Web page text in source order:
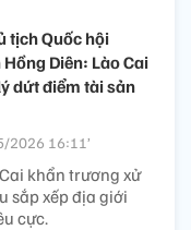
tịch Quốc hội
Diên: Lào Cai
dứt điểm tài sản
2026 16:11’
khẩn trương xử
sắp xếp địa giới
cực.